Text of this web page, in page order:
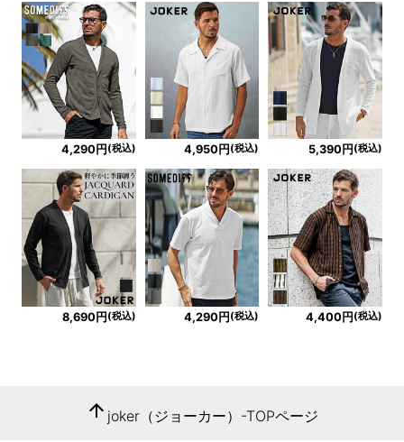
4,290円 (税込) 4,950円 (税込) 5,390円 (税込)
8,690円(税込) 4,290円(税込) 4,400円(税込)
arrow_upward joker（ジョーカー）-TOPページ